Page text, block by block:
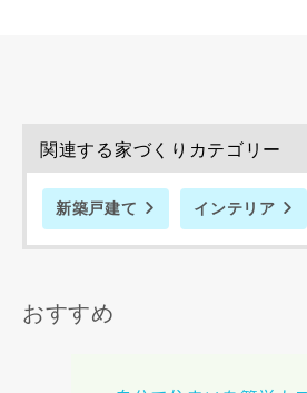
関連する家づくりカテゴリー
新築戸建て インテリア
おすすめ